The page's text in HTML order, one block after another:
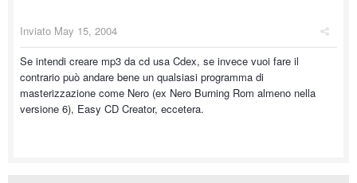
Inviato May 15, 2004
Se intendi creare mp3 da cd usa Cdex, se invece vuoi fare il
contrario può andare bene un qualsiasi programma di
masterizzazione come Nero (ex Nero Burning Rom almeno nella
versione 6), Easy CD Creator, eccetera.